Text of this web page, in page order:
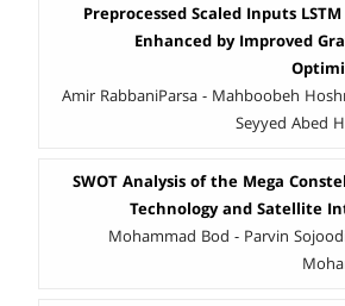
Preprocessed Scaled Inputs
Enhanced by Improved
Amir RabbaniParsa - Mahboobeh
Seyyed Abed
SWOT Analysis of the Mega
Technology and Satellite
Mohammad Bod - Parvin